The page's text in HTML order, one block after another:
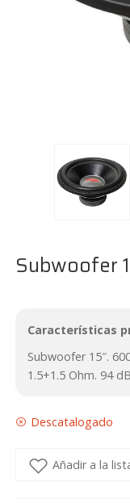
Subwoofer
Características
Subwoofer 15″.
1.5+1.5 Ohm. 94
Descatalogado
Añadir a la